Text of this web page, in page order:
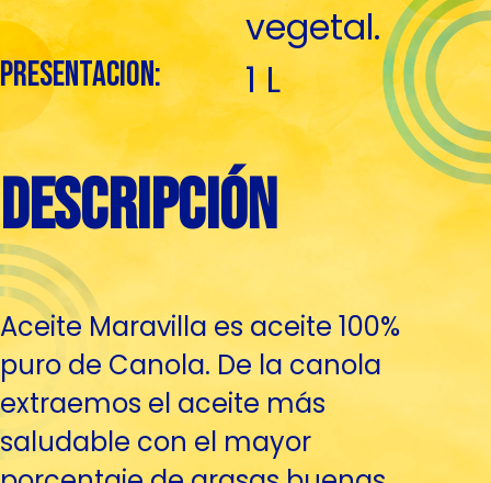
vegetal.
presentacion: 1 L
descripción
Aceite Maravilla es aceite 100%
puro de Canola. De la canola
extraemos el aceite más
saludable con el mayor